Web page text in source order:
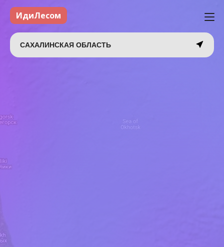
ИдиЛесом
САХАЛИНСКАЯ ОБЛАСТЬ